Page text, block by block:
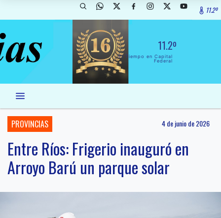
11.2º
11.2º
El Tiempo en Capital
Federal
PROVINCIAS 4 de junio de 2026
Entre Ríos: Frigerio inauguró en
Arroyo Barú un parque solar